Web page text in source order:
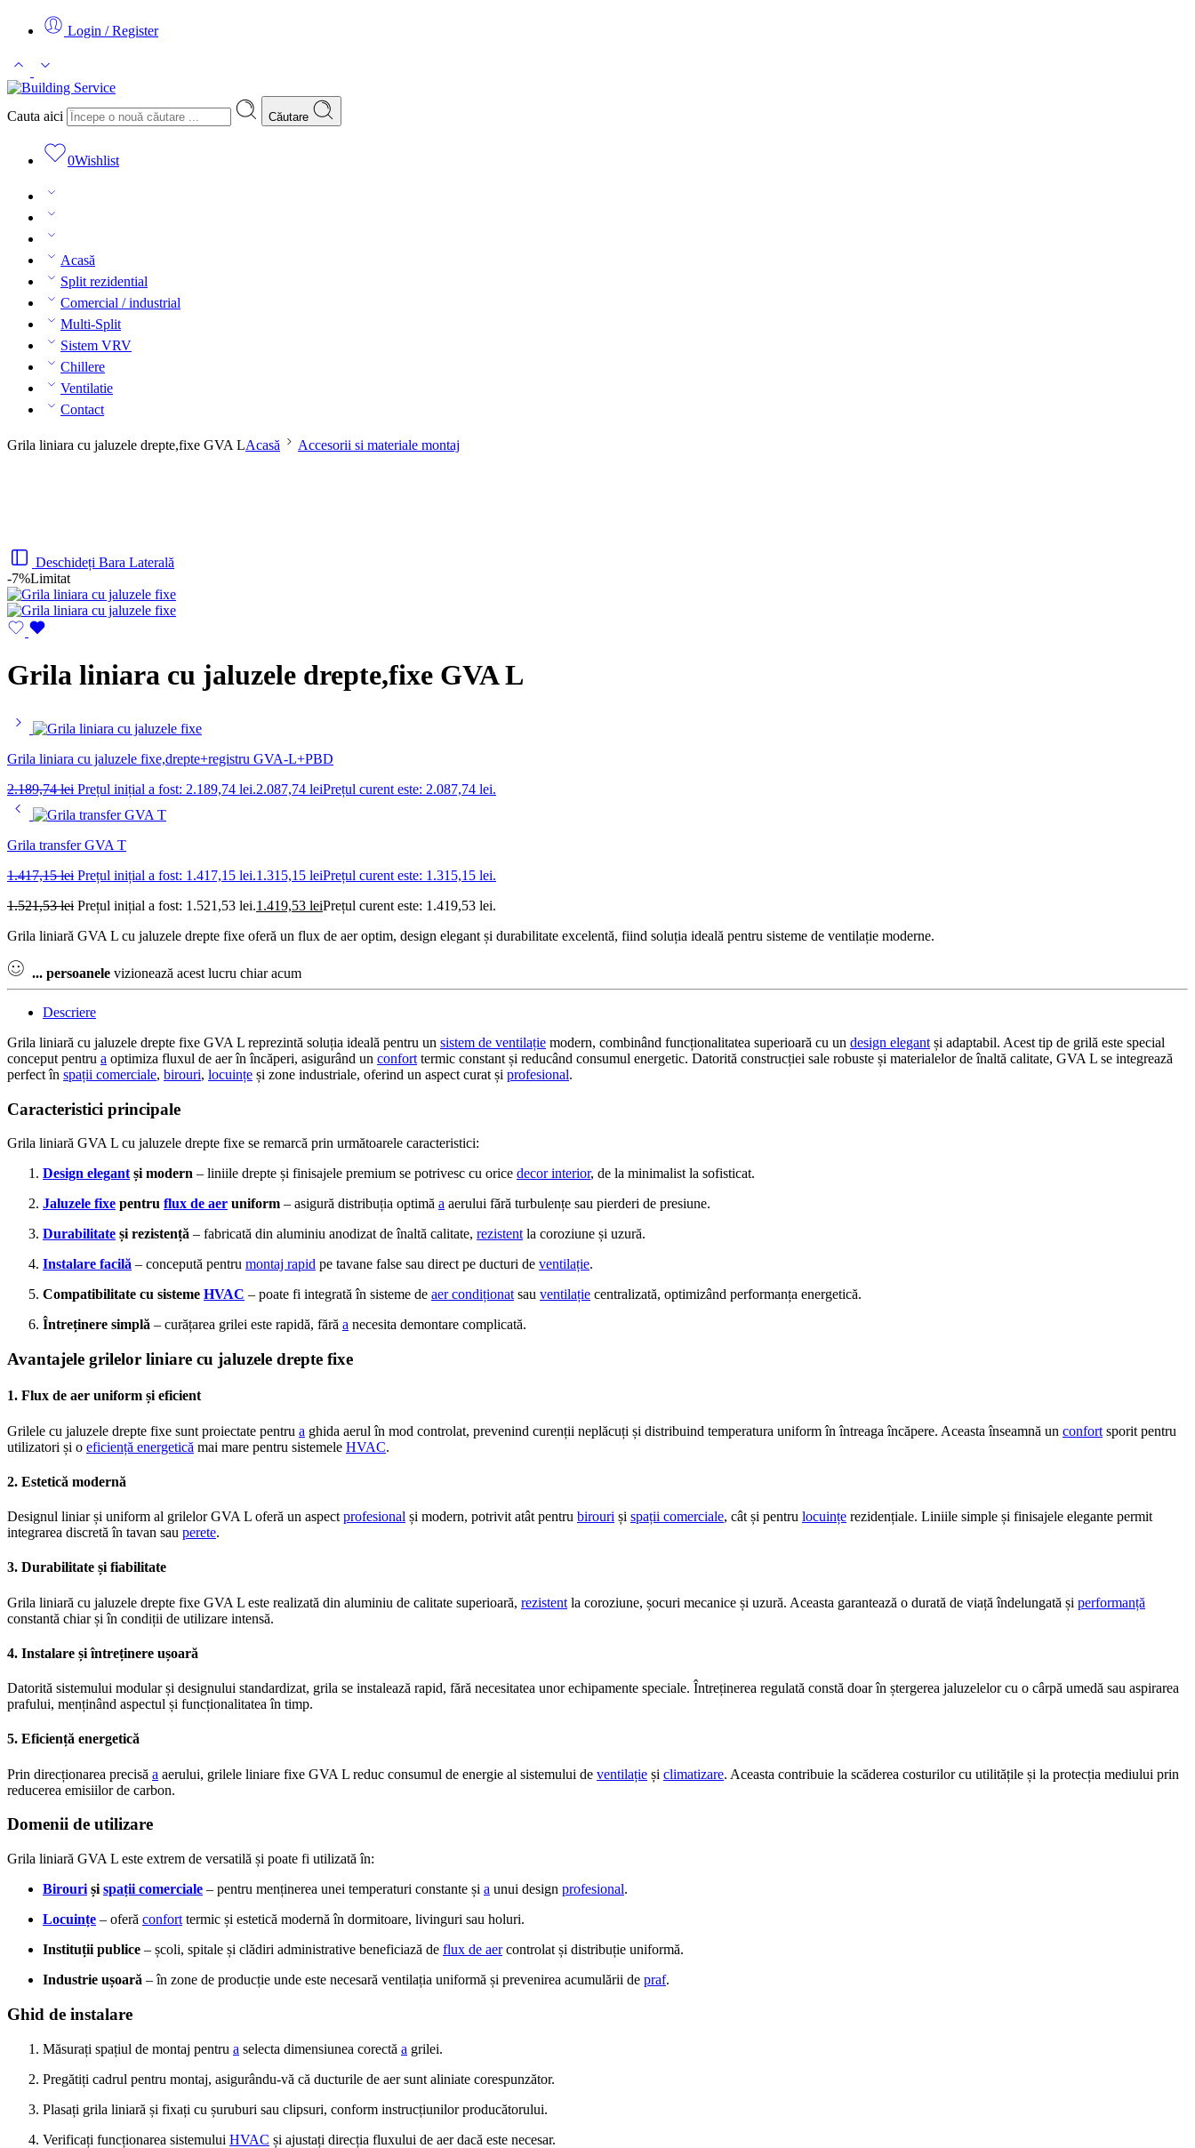
Login / Register
Cauta aici Căutare
0Wishlist
Acasă
Split rezidential
Comercial / industrial
Multi-Split
Sistem VRV
Chillere
Ventilatie
Contact
Grila liniara cu jaluzele drepte,fixe GVA LAcasă Accesorii si materiale montaj
Deschideți Bara Laterală
-7%Limitat
Grila liniara cu jaluzele drepte,fixe GVA L
Grila liniara cu jaluzele fixe,drepte+registru GVA-L+PBD
2.189,74lei Prețul inițial a fost: 2.189,74 lei.2.087,74 leiPrețul curent este: 2.087,74 lei.
Grila transfer GVA T
1.417,15lei Prețul inițial a fost: 1.417,15 lei.1.315,15 leiPrețul curent este: 1.315,15 lei.
1.521,53lei Prețul inițial a fost: 1.521,53 lei.1.419,53 leiPrețul curent este: 1.419,53 lei.
Grila liniară GVA L cu jaluzele drepte fixe oferă un flux de aer optim, design elegant și durabilitate excelentă, fiind soluția ideală pentru sisteme de ventilație moderne.
... persoanele vizionează acest lucru chiar acum
Descriere
Grila liniară cu jaluzele drepte fixe GVA L reprezintă soluția ideală pentru un sistem de ventilație modern, combinând funcționalitatea superioară cu un design elegant și adaptabil. Acest tip de grilă este special
conceput pentru a optimiza fluxul de aer în încăperi, asigurând un confort termic constant și reducând consumul energetic. Datorită construcției sale robuste și materialelor de înaltă calitate, GVA L se integrează
perfect în spații comerciale, birouri, locuințe și zone industriale, oferind un aspect curat și profesional.
Caracteristici principale
Grila liniară GVA L cu jaluzele drepte fixe se remarcă prin următoarele caracteristici:
Design elegant și modern – liniile drepte și finisajele premium se potrivesc cu orice decor interior, de la minimalist la sofisticat.
Jaluzele fixe pentru flux de aer uniform – asigură distribuția optimă a aerului fără turbulențe sau pierderi de presiune.
Durabilitate și rezistență – fabricată din aluminiu anodizat de înaltă calitate, rezistent la coroziune și uzură.
Instalare facilă – concepută pentru montaj rapid pe tavane false sau direct pe ducturi de ventilație.
Compatibilitate cu sisteme HVAC – poate fi integrată în sisteme de aer condiționat sau ventilație centralizată, optimizând performanța energetică.
Întreținere simplă – curățarea grilei este rapidă, fără a necesita demontare complicată.
Avantajele grilelor liniare cu jaluzele drepte fixe
1. Flux de aer uniform și eficient
Grilele cu jaluzele drepte fixe sunt proiectate pentru a ghida aerul în mod controlat, prevenind curenții neplăcuți și distribuind temperatura uniform în întreaga încăpere. Aceasta înseamnă un confort sporit pentru
utilizatori și o eficiență energetică mai mare pentru sistemele HVAC.
2. Estetică modernă
Designul liniar și uniform al grilelor GVA L oferă un aspect profesional și modern, potrivit atât pentru birouri și spații comerciale, cât și pentru locuințe rezidențiale. Liniile simple și finisajele elegante permit
integrarea discretă în tavan sau perete.
3. Durabilitate și fiabilitate
Grila liniară cu jaluzele drepte fixe GVA L este realizată din aluminiu de calitate superioară, rezistent la coroziune, șocuri mecanice și uzură. Aceasta garantează o durată de viață îndelungată și performanță
constantă chiar și în condiții de utilizare intensă.
4. Instalare și întreținere ușoară
Datorită sistemului modular și designului standardizat, grila se instalează rapid, fără necesitatea unor echipamente speciale. Întreținerea regulată constă doar în ștergerea jaluzelelor cu o cârpă umedă sau aspirarea
prafului, menținând aspectul și funcționalitatea în timp.
5. Eficiență energetică
Prin direcționarea precisă a aerului, grilele liniare fixe GVA L reduc consumul de energie al sistemului de ventilație și climatizare. Aceasta contribuie la scăderea costurilor cu utilitățile și la protecția mediului prin
reducerea emisiilor de carbon.
Domenii de utilizare
Grila liniară GVA L este extrem de versatilă și poate fi utilizată în:
Birouri și spații comerciale – pentru menținerea unei temperaturi constante și a unui design profesional.
Locuințe – oferă confort termic și estetică modernă în dormitoare, livinguri sau holuri.
Instituții publice – școli, spitale și clădiri administrative beneficiază de flux de aercontrolat și distribuție uniformă.
Industrie ușoară – în zone de producție unde este necesară ventilația uniformă și prevenirea acumulării de praf.
Ghid de instalare
Măsurați spațiul de montaj pentru a selecta dimensiunea corectă a grilei.
Pregătiți cadrul pentru montaj, asigurându-vă că ducturile de aer sunt aliniate corespunzător.
Plasați grila liniară și fixați cu șuruburi sau clipsuri, conform instrucțiunilor producătorului.
Verificați funcționarea sistemului HVAC și ajustați direcția fluxului de aer dacă este necesar.